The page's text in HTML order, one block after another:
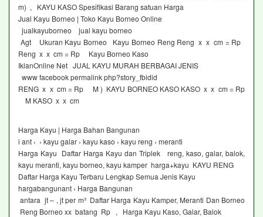
m) , KAYU KASO Spesifikasi Barang satuan Harga
Jual Kayu Borneo | Toko Kayu Borneo Online
jualkayuborneo jual kayu borneo
Agt Ukuran Kayu Borneo Kayu Borneo Reng Reng x x cm = Rp
Reng x x cm = Rp Kayu Borneo Kaso
IklanOnline Net JUAL KAYU MURAH BERBAGAI JENIS
www facebook permalink php?story_fbidid
RENG x x cm = Rp M ) KAYU BORNEO KASO KASO x x cm = Rp
M KASO x x cm
Harga Kayu | Harga Bahan Bangunan
i ant › › kayu galar › kayu kaso › kayu reng › meranti
Harga Kayu Daftar Harga Kayu dan Triplek reng, kaso, galar, balok,
kayu meranti, kayu borneo, kayu kamper harga+kayu KAYU RENG
Daftar Harga Kayu Terbaru Lengkap Semua Jenis Kayu
hargabangunant › Harga Bangunan
antara jt – , jt per m³ Daftar Harga Kayu Kamper, Meranti Dan Borneo
Reng Borneo xx batang Rp , Harga Kayu Kaso, Galar, Balok